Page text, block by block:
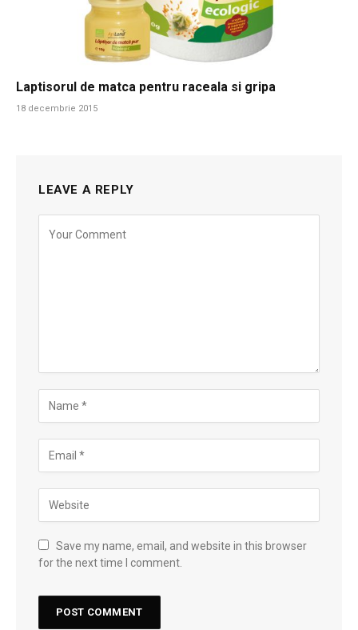
Laptisorul de matca pentru raceala si gripa
18 decembrie 2015
LEAVE A REPLY
Save my name, email, and website in this browser
for the next time I comment.